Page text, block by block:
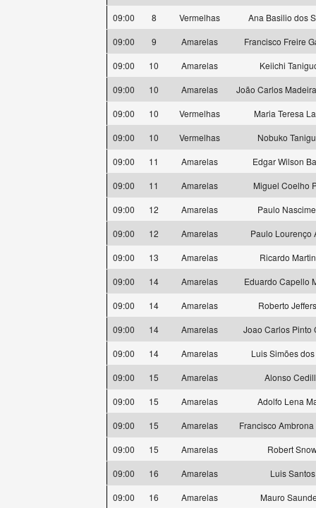
09:00
8 Vermelhas
Ana Basilio dos
09:00
9 Amarelas
Francisco Freire
09:00
10 Amarelas
Keiichi
09:00
10 Amarelas
João Carlos
09:00
10 Vermelhas
Maria Teresa
09:00
10 Vermelhas
Nobuko
09:00
11 Amarelas
Edgar Wilson
09:00
11 Amarelas
Miguel Coelho
09:00
12 Amarelas
Paulo
09:00
12 Amarelas
Paulo Lourenço
09:00
13 Amarelas
Ricardo
09:00
14 Amarelas
Eduardo Capello
09:00
14 Amarelas
Roberto
09:00
14 Amarelas
Joao Carlos Pinto
09:00
14 Amarelas
Luis Simões
09:00
15 Amarelas
Alonso
09:00
15 Amarelas
Adolfo Lena
09:00
15 Amarelas
Francisco
09:00
15 Amarelas
Robert
09:00
16 Amarelas
Luis Santos
09:00
16 Amarelas
Mauro